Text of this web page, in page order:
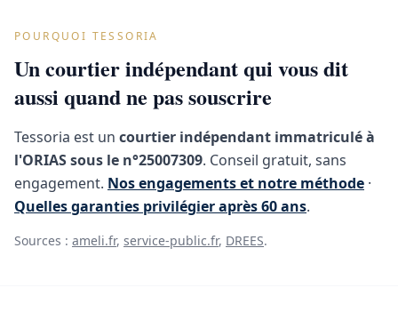
POURQUOI TESSORIA
Un courtier indépendant qui vous dit
aussi quand ne pas souscrire
Tessoria est un courtier indépendant immatriculé à
l'ORIAS sous le n°25007309. Conseil gratuit, sans
engagement. Nos engagements et notre méthode ·
Quelles garanties privilégier après 60 ans.
Sources : ameli.fr, service-public.fr, DREES.